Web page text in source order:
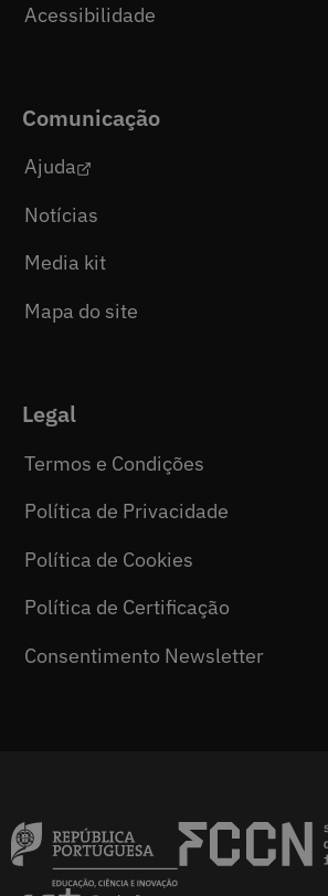
Acessibilidade
Comunicação
Ajuda
Notícias
Media kit
Mapa do site
Legal
Termos e Condições
Política de Privacidade
Política de Cookies
Política de Certificação
Consentimento Newsletter